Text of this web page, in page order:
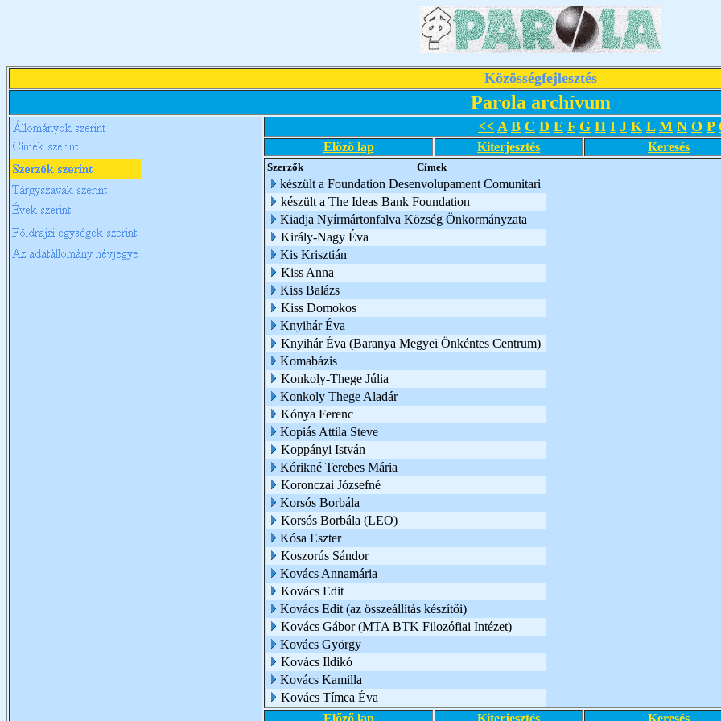
Közösségfejlesztés
Parola archívum
<< A B C D E F G H I J K L M N O P
Előző lap Kiterjesztés Keresés
Szerzők Címek
készült a Foundation Desenvolupament Comunitari
készült a The Ideas Bank Foundation
Kiadja Nyírmártonfalva Község Önkormányzata
Király-Nagy Éva
Kis Krisztián
Kiss Anna
Kiss Balázs
Kiss Domokos
Knyihár Éva
Knyihár Éva (Baranya Megyei Önkéntes Centrum)
Komabázis
Konkoly-Thege Júlia
Konkoly Thege Aladár
Kónya Ferenc
Kopiás Attila Steve
Koppányi István
Kórikné Terebes Mária
Koronczai Józsefné
Korsós Borbála
Korsós Borbála (LEO)
Kósa Eszter
Koszorús Sándor
Kovács Annamária
Kovács Edit
Kovács Edit (az összeállítás készítői)
Kovács Gábor (MTA BTK Filozófiai Intézet)
Kovács György
Kovács Ildikó
Kovács Kamilla
Kovács Tímea Éva
Előző lap
Kiterjesztés Keresés